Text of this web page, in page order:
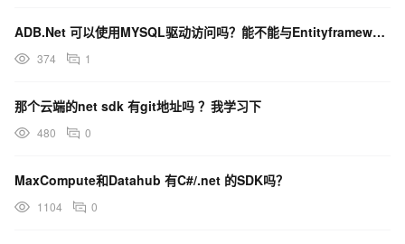
ADB.Net 可以使用MYSQL驱动访问吗？能不能与Entityframework框架使用？
374 1
那个云端的net sdk 有git地址吗 ？我学习下
480 0
MaxCompute和Datahub 有C#/.net 的SDK吗？
1104 0